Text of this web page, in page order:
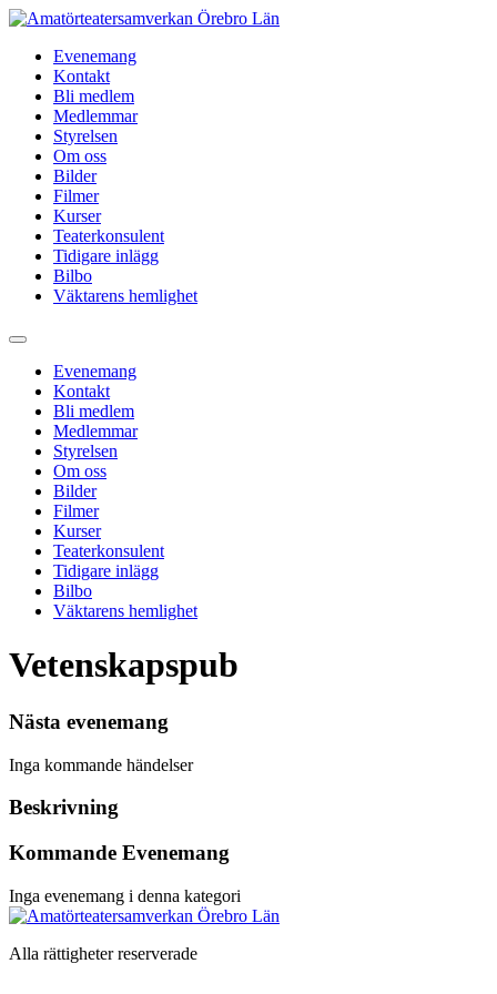
Hoppa
innehållEvenemang
Kontakt
Bli medlem
Medlemmar
Styrelsen
Om oss
Bilder
Filmer
Kurser
Teaterkonsulent
Tidigare inlägg
Bilbo
Väktarens hemlighet
Evenemang
Kontakt
Bli medlem
Medlemmar
Styrelsen
Om oss
Bilder
Filmer
Kurser
Teaterkonsulent
Tidigare inlägg
Bilbo
Väktarens hemlighet
Vetenskapspub
Nästa evenemang
Inga kommande händelser
Beskrivning
Kommande Evenemang
Inga evenemang i denna kategori
Alla rättigheter reserverade